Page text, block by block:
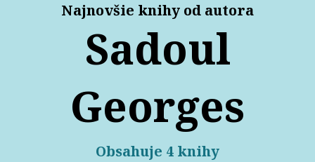
Najnovšie knihy od autora
Sadoul
Georges
Obsahuje 4 knihy